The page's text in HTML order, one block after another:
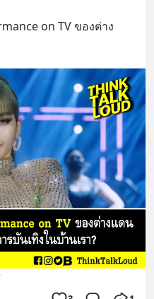
on TV ของต่าง